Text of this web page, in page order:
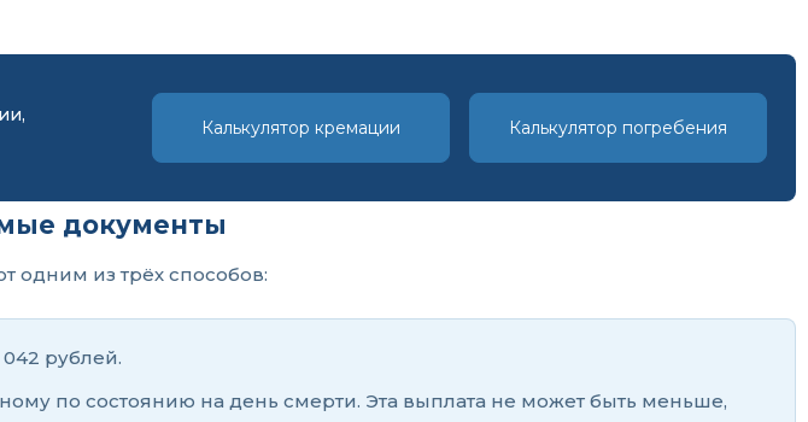
Калькулятор кремации Калькулятор погребения
документы
одним из трёх способов:
рублей.
по состоянию на день смерти. Эта выплата не может быть меньше,